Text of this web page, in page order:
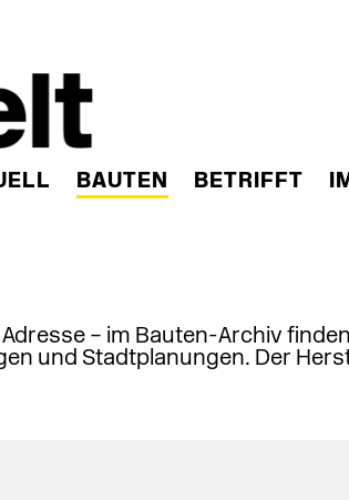
BAUTEN BETRIFFT
– im Bauten-Archiv
und Stadtplanungen. Der